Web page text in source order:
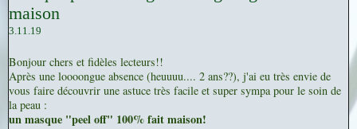
maison
3.11.19
Bonjour chers et fidèles lecteurs!!
Après une loooongue absence (heuuuu.... 2 ans??), j'ai eu très envie de
vous faire découvrir une astuce très facile et super sympa pour le soin de
la peau :
un masque "peel off" 100% fait maison!